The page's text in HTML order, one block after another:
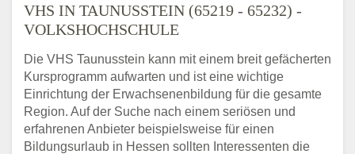
VHS IN TAUNUSSTEIN (65219 - 65232) -
VOLKSHOCHSCHULE
Die VHS Taunusstein kann mit einem breit gefächerten
Kursprogramm aufwarten und ist eine wichtige
Einrichtung der Erwachsenenbildung für die gesamte
Region. Auf der Suche nach einem seriösen und
erfahrenen Anbieter beispielsweise für einen
Bildungsurlaub in Hessen sollten Interessenten die